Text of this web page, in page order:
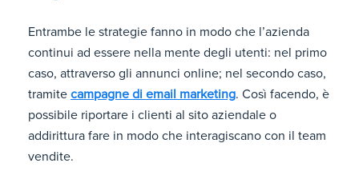
Entrambe le strategie fanno in modo che l’azienda
continui ad essere nella mente degli utenti: nel primo
caso, attraverso gli annunci online; nel secondo caso,
tramite campagne di email marketing. Così facendo, è
possibile riportare i clienti al sito aziendale o
addirittura fare in modo che interagiscano con il team
vendite.